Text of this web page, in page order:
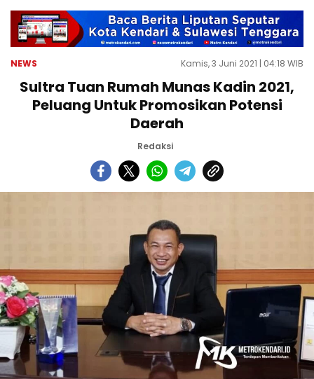
NEWS Kamis, 3 Juni 2021 | 04:18 WIB
Sultra Tuan Rumah Munas Kadin 2021,
Peluang Untuk Promosikan Potensi
Daerah
Redaksi